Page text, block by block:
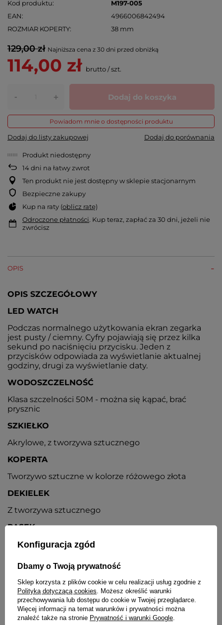
Kod produktu
M197-005
EAN
4966006842494
ROZMIAR KOPERTY
38 mm
129,00 zł Najniższa cena z 30 dni przed obniżką
114,00 zł brutto/szt.
- + Dodaj do koszyka
Powiadom mnie o dostępności produktu
Dodaj do listy zakupowej Dodaj do porównania
Produkt niedostępny
14dni na łatwy zwrot
Ten produkt nie jest dostępny w sklepie stacjonarnym
Bezpieczne zakupy
Kup na raty (oblicz ratę)
Odroczone płatności. Kup teraz, zapłać za 30 dni, jeżeli nie
zwrócisz
OPIS
OPIS SZCZEGÓŁOWY
LED WATCH
Podczas normalnego użytkowania ekran zegarka
jest pusty / ciemny. Cyfry pojawiają się przez kilka
sekund po naciśnięciu przycisku. Jeden z
przycisków odpowiada za wyświetlanie aktualnej
godziny, drugi za wyświetlanie daty.
WODOSZCZELNOŚĆ
Klasa szczelności 50M - można się kąpać, brać
prysznic
SZKIEŁKO
Akrylowe, z tworzywa sztucznego
KOPERTA
Tworzywo sztuczne w kolorze różowego złota
DEKIELEK
Z tworzywa sztucznego
PASEK
Silikonowy, różowy, metalowa sprzączka w kolorze
WYŚWIETLANIE GODZINY
Czas jest wyświetlany w formacie 12-godzinnym
(wskaźniki AM, PM)
KALENDARZ
Konfiguracja zgód
Dbamy o Twoją prywatność
Sklep korzysta z plików cookie w celu realizacji usług zgodnie z
Polityką dotyczącą cookies . Możesz określić warunki
przechowywania lub dostępu do cookie w Twojej przeglądarce.
Więcej informacji na temat warunków i prywatności można
znaleźć także na stronie Prywatność i warunki Google